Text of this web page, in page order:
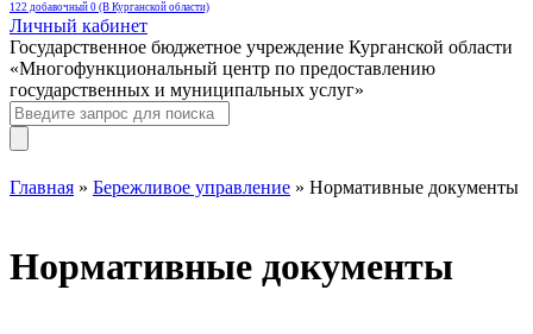
122 добавочный 0 (В Курганской области)
Личный кабинет
Государственное бюджетное учреждение Курганской области
«Многофункциональный центр по предоставлению
государственных и муниципальных услуг»
Главная » Бережливое управление » Нормативные документы
Нормативные документы